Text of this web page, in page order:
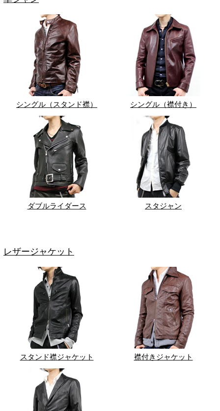
シングル（スタンド襟） シングル（襟付き）
ダブルライダース スタジャン
レザージャケット
スタンド襟ジャケット 襟付きジャケット